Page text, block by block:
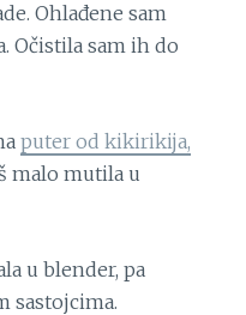
Ohlađene sam
Očistila sam ih do
puter od kikirikija,
malo mutila u
u blender, pa
sastojcima.